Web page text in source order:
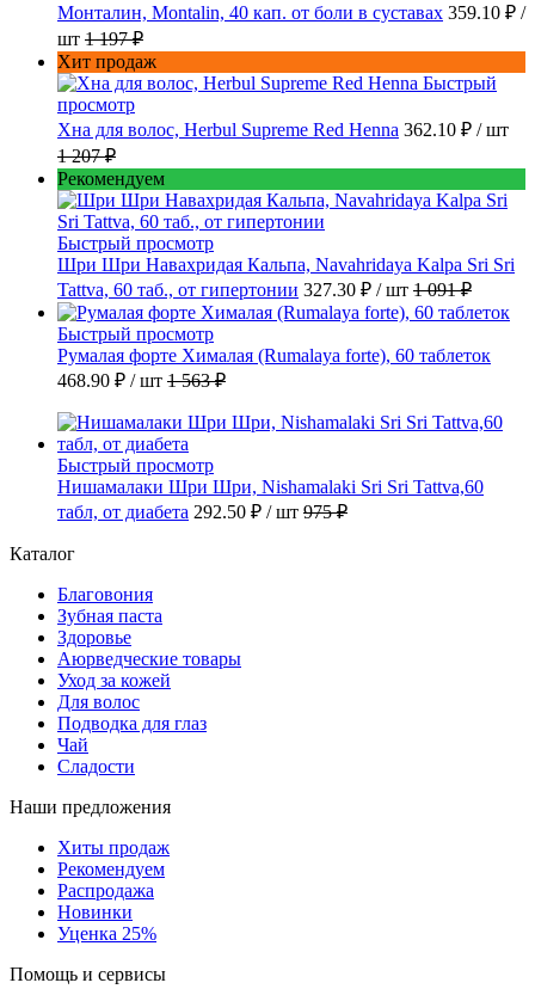
Монталин, Montalin, 40 кап. от боли в суставах 359.10 ₽ /
шт 1 197 ₽
Хит продаж
Быстрый
просмотр
Хна для волос, Herbul Supreme Red Henna 362.10 ₽ / шт
1 207 ₽
Рекомендуем
Быстрый просмотр
Шри Шри Навахридая Кальпа, Navahridaya Kalpa Sri Sri
Tattva, 60 таб., от гипертонии 327.30 ₽ / шт 1 091 ₽
Быстрый просмотр
Румалая форте Хималая (Rumalaya forte), 60 таблеток
468.90 ₽ / шт 1 563 ₽
Быстрый просмотр
Нишамалаки Шри Шри, Nishamalaki Sri Sri Tattva,60
табл, от диабета 292.50 ₽ / шт 975 ₽
Каталог
Благовония
Зубная паста
Здоровье
Аюрведческие товары
Уход за кожей
Для волос
Подводка для глаз
Чай
Сладости
Наши предложения
Хиты продаж
Рекомендуем
Распродажа
Новинки
Уценка 25%
Помощь и сервисы